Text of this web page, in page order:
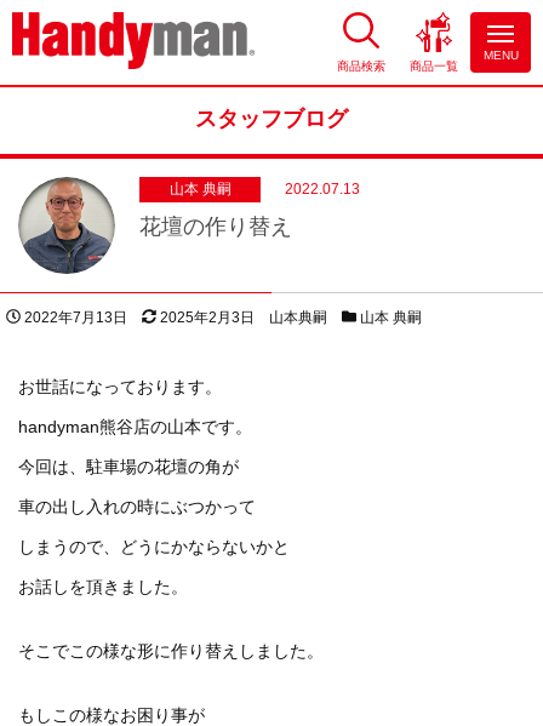
お風呂やキッチンのリフォーム
商品検索 商品一覧
MENU
スタッフブログ
山本 典嗣 2022.07.13
花壇の作り替え
投稿日
2022年7月13日 更新日
2025年2月3日 著者
山本典嗣 スタッフブログカテゴリー
山本 典嗣
お世話になっております。
handyman熊谷店の山本です。
今回は、駐車場の花壇の角が
車の出し入れの時にぶつかって
しまうので、どうにかならないかと
お話しを頂きました。
そこでこの様な形に作り替えしました。
もしこの様なお困り事が